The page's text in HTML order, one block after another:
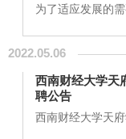
本科或以上学历2
为了适应发展的
校区、德阳校区
积共计2100余亩
都市1.5小时车程
于德阳市罗江区
程（动车单程约
2022.05.06
西南财经大学天
聘公告
西南财经大学天